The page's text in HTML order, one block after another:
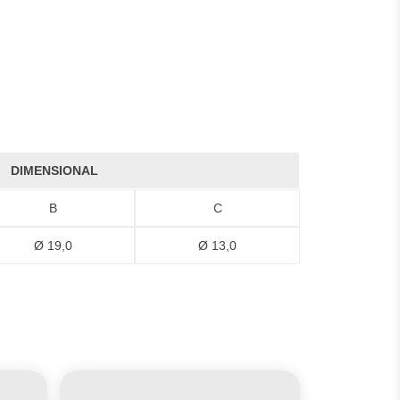
DIMENSIONAL
B C
Ø 19,0 Ø 13,0